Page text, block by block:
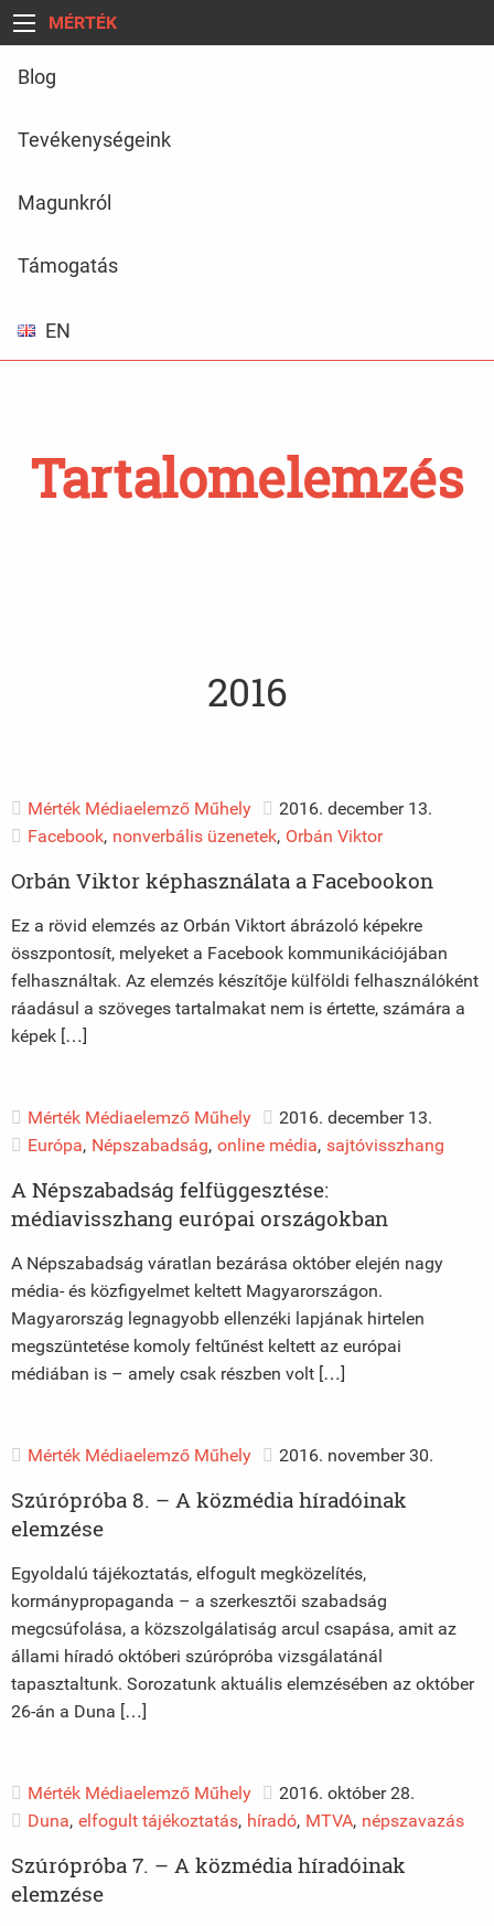
MÉRTÉK
Blog
Tevékenységeink
Magunkról
Támogatás
EN
Tartalomelemzés
2016
Mérték Médiaelemző Műhely
2016. december 13.
Facebook, nonverbális üzenetek, Orbán Viktor
Orbán Viktor képhasználata a Facebookon
Ez a rövid elemzés az Orbán Viktort ábrázoló képekre
összpontosít, melyeket a Facebook kommunikációjában
felhasználtak. Az elemzés készítője külföldi felhasználóként
ráadásul a szöveges tartalmakat nem is értette, számára a
képek […]
Mérték Médiaelemző Műhely
2016. december 13.
Európa, Népszabadság, online média, sajtóvisszhang
A Népszabadság felfüggesztése:
médiavisszhang európai országokban
A Népszabadság váratlan bezárása október elején nagy
média- és közfigyelmet keltett Magyarországon.
Magyarország legnagyobb ellenzéki lapjának hirtelen
megszüntetése komoly feltűnést keltett az európai
médiában is – amely csak részben volt […]
Mérték Médiaelemző Műhely 2016. november 30.
Szúrópróba 8. – A közmédia híradóinak
elemzése
Egyoldalú tájékoztatás, elfogult megközelítés,
kormánypropaganda – a szerkesztői szabadság
megcsúfolása, a közszolgálatiság arcul csapása, amit az
állami híradó októberi szúrópróba vizsgálatánál
tapasztaltunk. Sorozatunk aktuális elemzésében az október
26-án a Duna […]
Mérték Médiaelemző Műhely
2016. október 28.
Duna, elfogult tájékoztatás, híradó, MTVA, népszavazás
Szúrópróba 7. – A közmédia híradóinak
elemzése